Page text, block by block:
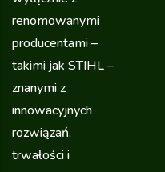
renomowanymi
producentami –
takimi jak STIHL –
znanymi z
innowacyjnych
rozwiązań,
trwałości i